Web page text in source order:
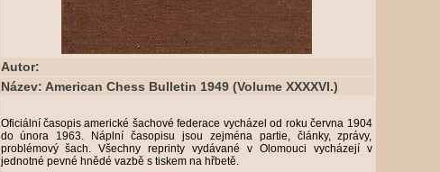
Autor:
Název: American Chess Bulletin 1949 (Volume XXXXVI.)
Oficiální časopis americké šachové federace vycházel od roku června 1904
do února 1963. Náplní časopisu jsou zejména partie, články, zprávy,
problémový šach. Všechny reprinty vydávané v Olomouci vycházejí v
jednotné pevné hnědé vazbě s tiskem na hřbetě.